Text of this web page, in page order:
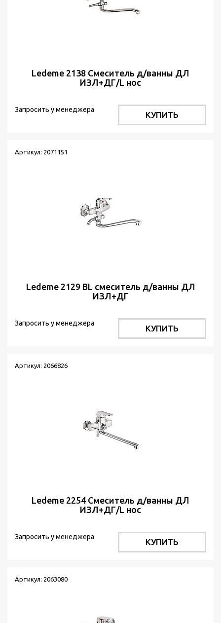
Ledeme 2138 Cмеситель д/ванны ДЛ
ИЗЛ+ДГ/L нос
Запросить у менеджера
КУПИТЬ
Артикул: 2071151
Ledeme 2129 BL смеситель д/ванны ДЛ
ИЗЛ+ДГ
Запросить у менеджера
КУПИТЬ
Артикул: 2066826
Ledeme 2254 Cмеситель д/ванны ДЛ
ИЗЛ+ДГ/L нос
Запросить у менеджера
КУПИТЬ
Артикул: 2063080